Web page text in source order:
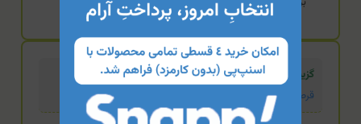
گزینه استاندارد
قرص جینسو ویت اسکای